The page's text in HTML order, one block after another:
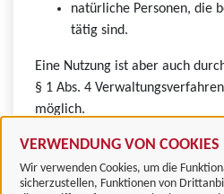
VERWENDUNG VON COOKIES
Wir verwenden Cookies, um die
sicherzustellen, Funktionen von
natürliche Personen, die
tätig sind.
Eine Nutzung ist aber auch
§ 1 Abs. 4
möglich.